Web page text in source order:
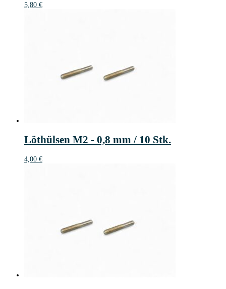
5,80 €
Löthülsen M2 - 0,8 mm / 10 Stk.
4,00 €